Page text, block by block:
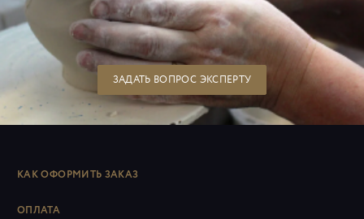
ЗАДАТЬ ВОПРОС ЭКСПЕРТУ
КАК ОФОРМИТЬ ЗАКАЗ
ОПЛАТА